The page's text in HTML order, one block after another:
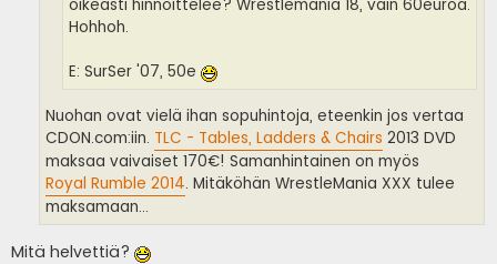
oikeasti hinnoittelee? Wrestlemania 18, vain 60euroa.
Hohhoh.
E: SurSer '07, 50e
Nuohan ovat vielä ihan sopuhintoja, eteenkin jos vertaa
CDON.com:iin. TLC - Tables, Ladders & Chairs 2013 DVD
maksaa vaivaiset 170€! Samanhintainen on myös
Royal Rumble 2014. Mitäköhän WrestleMania XXX tulee
maksamaan...
Mitä helvettiä?